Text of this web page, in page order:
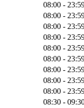
08:00 -
08:00 -
08:00 -
08:00 -
08:00 -
08:00 -
08:00 -
08:00 -
08:00 -
08:30 -